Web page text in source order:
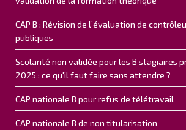
CAP B : Révision de l’évaluation de
publiques
Scolarité non validée pour les B stagiaires
2025 : ce qu'il faut faire sans attendre ?
CAP nationale B pour refus de télétravail
CAP nationale B de non titularisation